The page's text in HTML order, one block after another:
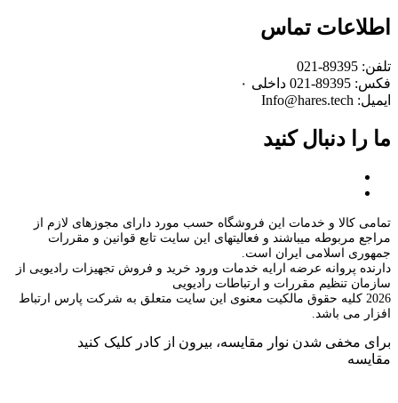
اطلاعات تماس
تلفن: 89395-021
فکس: 89395-021 داخلی ۰
ایمیل: Info@hares.tech
ما را دنبال کنید
تمامی کالا و خدمات این فروشگاه حسب مورد دارای مجوزهای لازم از
مراجع مربوطه میباشند و فعالیتهای این سایت تابع قوانین و مقررات
جمهوری اسلامی ایران است.
دارنده پروانه عرضه ارایه خدمات ورود خرید و فروش تجهیزات رادیویی از
سازمان تنظیم مقررات و ارتباطات رادیویی
2026 کلیه حقوق مالکیت معنوی این سایت متعلق به شرکت پارس ارتباط
افزار می باشد.
برای مخفی شدن نوار مقایسه، بیرون از کادر کلیک کنید
مقایسه